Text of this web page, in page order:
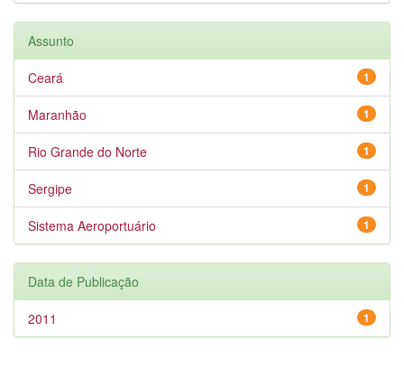
Assunto
1
Ceará
1
Maranhão
1
Rio Grande do Norte
1
Sergipe
1
Sistema Aeroportuário
Data de Publicação
1
2011